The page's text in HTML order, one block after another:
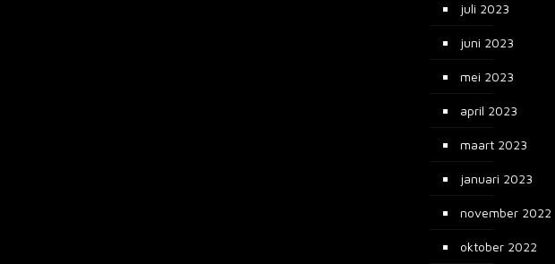
juli 2023
juni 2023
mei 2023
april 2023
maart 2023
januari 2023
november 2022
oktober 2022